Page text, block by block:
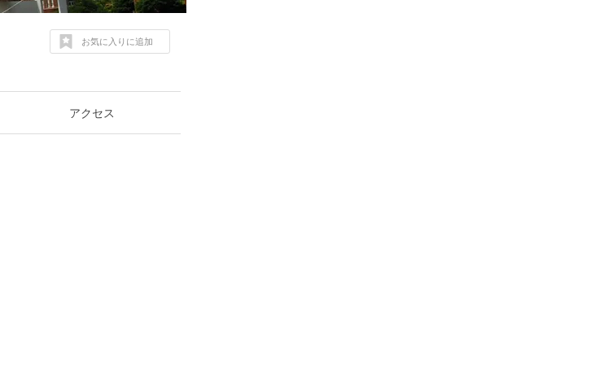
お気に入りに追加
アクセス